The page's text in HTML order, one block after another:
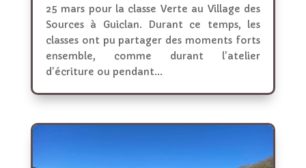
25 mars pour la classe Verte au Village des
Sources à Guiclan. Durant ce temps, les
classes ont pu partager des moments forts
ensemble, comme durant l'atelier
d'écriture ou pendant...